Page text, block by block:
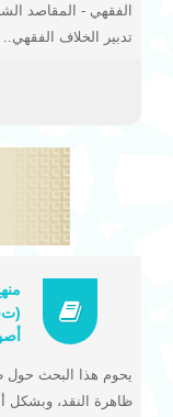
الفقهي - المقاصد
تدبير الخلاف الفقهي..
يحوم هذا البحث حول
ظاهرة النقد، وبشكل